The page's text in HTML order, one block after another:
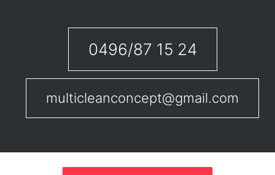
0496/87 15 24
multicleanconcept@gmail.com